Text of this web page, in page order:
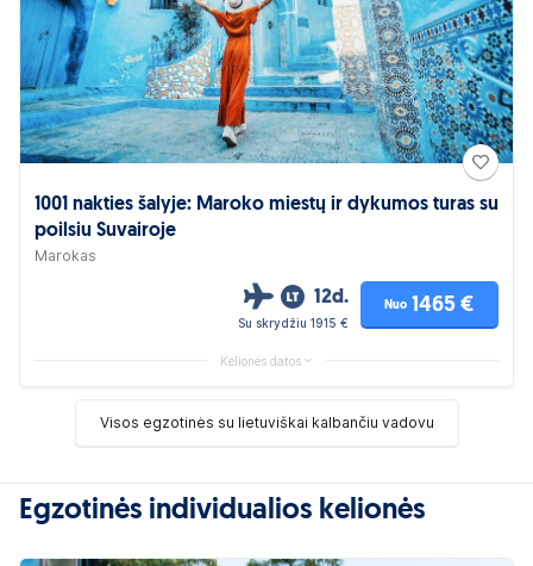
1001 nakties šalyje: Maroko miestų ir dykumos turas su
poilsiu Suvairoje
Marokas
12d.
Su skrydžiu 1915 €
Nuo 1465 €
Kelionės datos
Visos egzotinės su lietuviškai kalbančiu vadovu
Egzotinės individualios kelionės